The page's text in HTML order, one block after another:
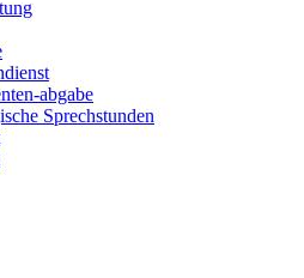
abgabe
Sprechstunden